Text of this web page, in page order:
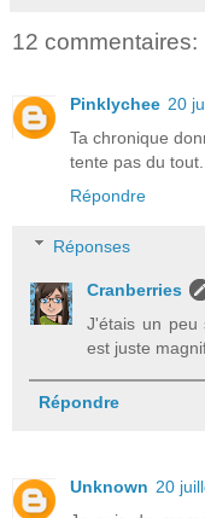
12 commentaires:
Pinklychee 20
Ta chronique
tente pas du
Répondre
Réponses
Cranberries
J'étais un peu
est juste
Répondre
Unknown 20